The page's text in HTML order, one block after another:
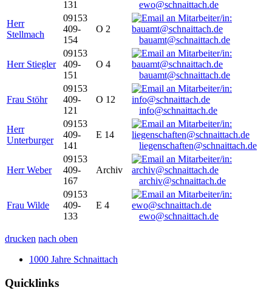
131
ewo@schnaittach.de
Herr
Stellmach
09153
409-
154
O 2
bauamt@schnaittach.de
Herr Stiegler
09153
409-
151
O 4
bauamt@schnaittach.de
Frau Stöhr
09153
409-
121
O 12
info@schnaittach.de
Herr
Unterburger
09153
409-
141
E 14
liegenschaften@schnaittach.de
Herr Weber
09153
409-
167
Archiv
archiv@schnaittach.de
Frau Wilde
09153
409-
133
E 4
ewo@schnaittach.de
drucken nach oben
1000 Jahre Schnaittach
Quicklinks